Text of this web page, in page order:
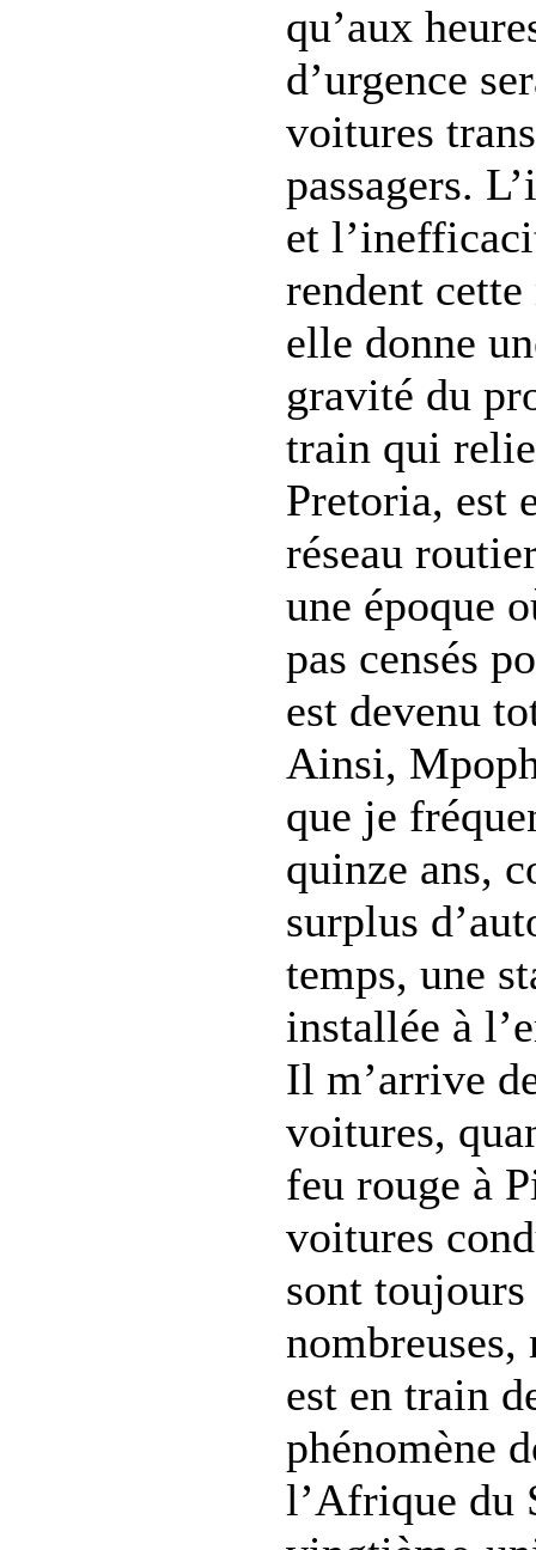
qu’aux
d’urgence
voitures
passagers.
et
rendent
elle donne
gravité du
train qui
Pretoria, est
réseau
une époque
pas censés
est devenu
Ainsi,
que je
quinze ans,
surplus
temps, une
installée à
Il m’arrive
voitures,
feu rouge à
voitures
sont
est en train
phénomène
l’Afrique du